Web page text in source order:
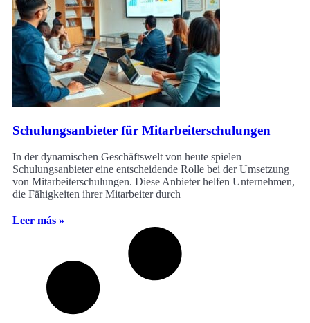
Schulungsanbieter für Mitarbeiterschulungen
In der dynamischen Geschäftswelt von heute spielen
Schulungsanbieter eine entscheidende Rolle bei der Umsetzung
von Mitarbeiterschulungen. Diese Anbieter helfen Unternehmen,
die Fähigkeiten ihrer Mitarbeiter durch
Leer más »